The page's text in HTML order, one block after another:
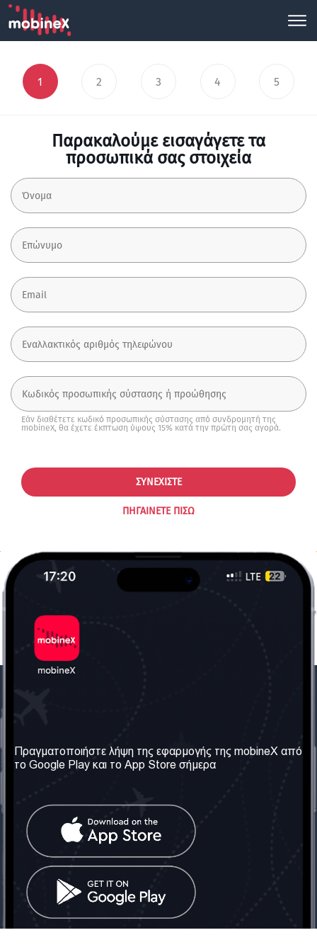
1 2 3 4 5
Παρακαλούμε εισαγάγετε τα
προσωπικά σας στοιχεία
Εάν διαθέτετε κωδικό προσωπικής σύστασης από συνδρομητή της
mobineX, θα έχετε έκπτωση ύψους 15% κατά την πρώτη σας αγορά.
ΠΗΓΑΊΝΕΤΕ ΠΊΣΩ
ΣΥΝΕΧΊΣΤΕ
Σχετικά με εμάς
Οι Υπηρεσίες μας
Όροι & Προϋποθέσεις
Πολιτική Απορρήτου
Επικοινωνήστε μαζί μας
Ηνωμένο Βασίλειο: Λονδίνο
Τηλ: +442030340050
info@mobinex.com
Επικοινωνήστε μαζί μας
Κοινωνικά Δίκτυα
Πραγματοποιήστε λήψη της εφαρμογής της mobineX από
το Google Play και το App Store σήμερα